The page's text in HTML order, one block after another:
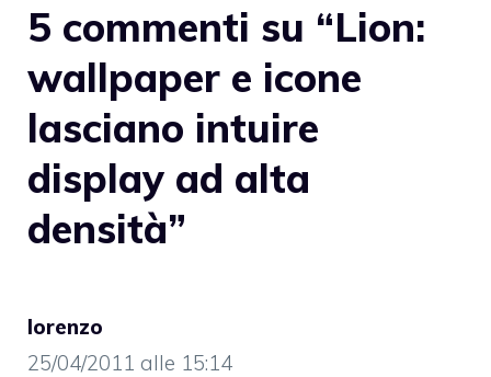
5 commenti su “Lion:
wallpaper e icone
lasciano intuire
display ad alta
densità”
lorenzo
25/04/2011 alle 15:14